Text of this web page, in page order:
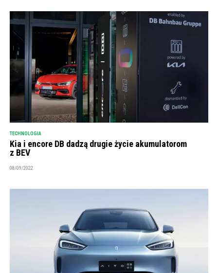
TECHNOLOGIA
Kia i encore DB dadzą drugie życie akumulatorom
z BEV
08/09/2022